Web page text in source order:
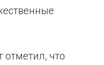
отметил, что